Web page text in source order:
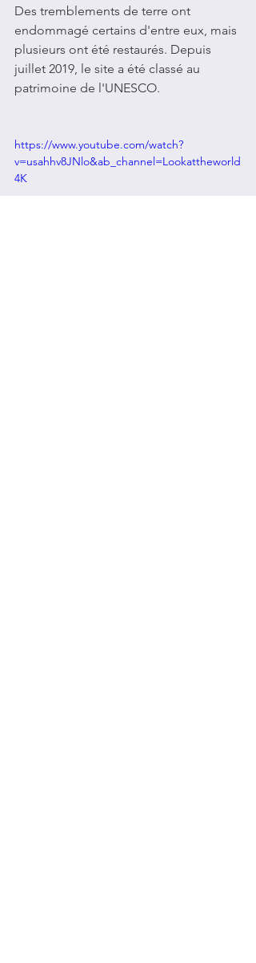
Des tremblements de terre ont
endommagé certains d'entre eux, mais
plusieurs ont été restaurés. Depuis
juillet 2019, le site a été classé au
patrimoine de l'UNESCO.
https://www.youtube.com/watch?
v=usahhv8JNlo&ab_channel=Lookattheworld
4K